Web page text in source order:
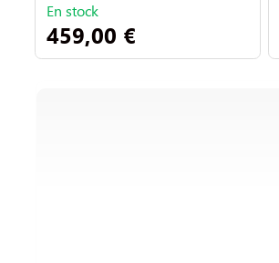
En stock
459,00 €